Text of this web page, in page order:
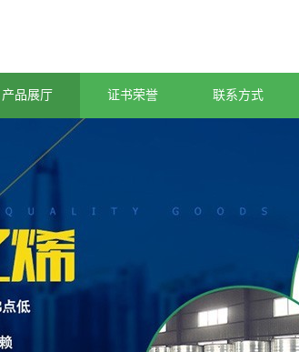
产品展厅 证书荣誉 联系方式